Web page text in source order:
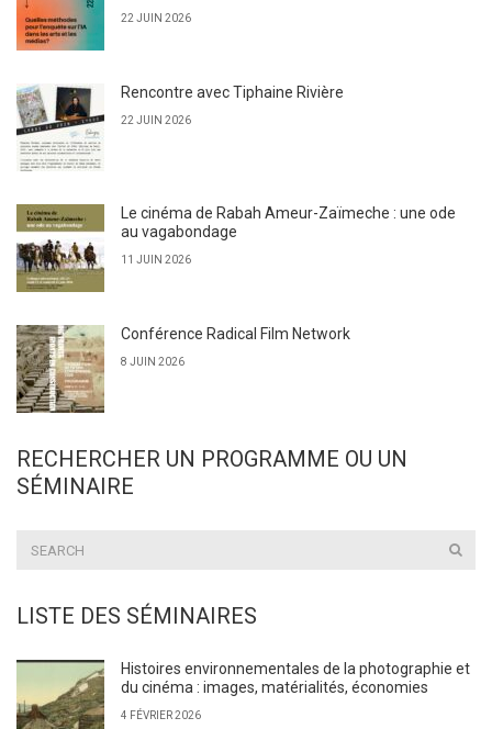
22 JUIN 2026
Rencontre avec Tiphaine Rivière
22 JUIN 2026
Le cinéma de Rabah Ameur-Zaïmeche : une ode
au vagabondage
11 JUIN 2026
Conférence Radical Film Network
8 JUIN 2026
RECHERCHER UN PROGRAMME OU UN
SÉMINAIRE
LISTE DES SÉMINAIRES
Histoires environnementales de la photographie et
du cinéma : images, matérialités, économies
4 FÉVRIER 2026